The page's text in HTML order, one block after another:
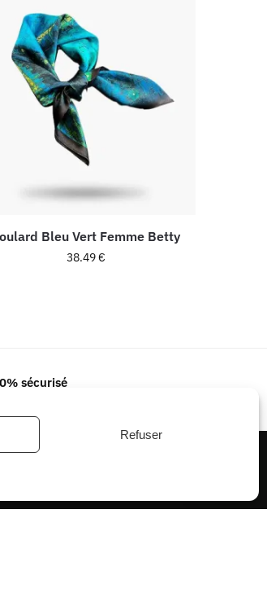
Refuser
Bleu Vert Femme Betty
38.49€
sécurisé